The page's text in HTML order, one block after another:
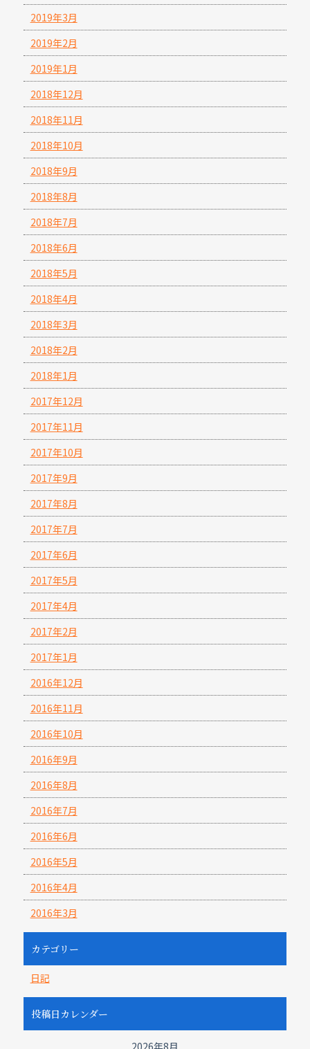
2019年3月
2019年2月
2019年1月
2018年12月
2018年11月
2018年10月
2018年9月
2018年8月
2018年7月
2018年6月
2018年5月
2018年4月
2018年3月
2018年2月
2018年1月
2017年12月
2017年11月
2017年10月
2017年9月
2017年8月
2017年7月
2017年6月
2017年5月
2017年4月
2017年2月
2017年1月
2016年12月
2016年11月
2016年10月
2016年9月
2016年8月
2016年7月
2016年6月
2016年5月
2016年4月
2016年3月
カテゴリー
日記
投稿日カレンダー